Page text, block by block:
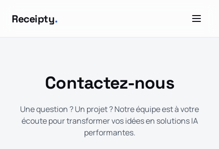
Receipty.
Contactez-nous
Une question ? Un projet ? Notre équipe est à votre
écoute pour transformer vos idées en solutions IA
performantes.